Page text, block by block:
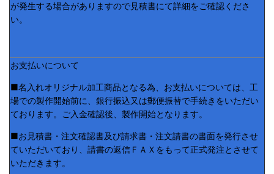
が発生する場合がありますので見積書にて詳細をご確認くださ
い。
お支払いについて
■名入れオリジナル加工商品となる為、お支払いについては、工
場での製作開始前に、銀行振込又は郵便振替で手続きをいただい
ております。ご入金確認後、製作開始となります。
■お見積書・注文確認書及び請求書・注文請書の書面を発行させ
ていただいており、請書の返信ＦＡＸをもって正式発注とさせて
いただきます。